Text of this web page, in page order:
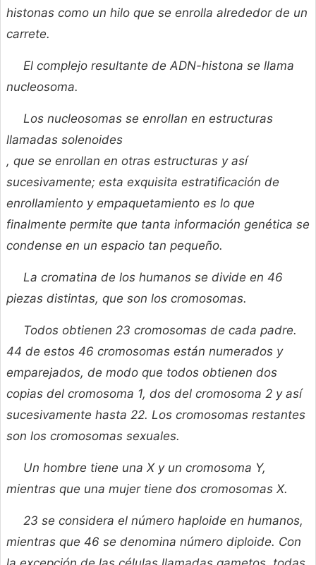
histonas como un hilo que se enrolla alrededor de un
carrete.
El complejo resultante de ADN-histona se llama
nucleosoma.
Los nucleosomas se enrollan en estructuras
llamadas solenoides
, que se enrollan en otras estructuras y así
sucesivamente; esta exquisita estratificación de
enrollamiento y empaquetamiento es lo que
finalmente permite que tanta información genética se
condense en un espacio tan pequeño.
La cromatina de los humanos se divide en 46
piezas distintas, que son los cromosomas.
Todos obtienen 23 cromosomas de cada padre.
44 de estos 46 cromosomas están numerados y
emparejados, de modo que todos obtienen dos
copias del cromosoma 1, dos del cromosoma 2 y así
sucesivamente hasta 22. Los cromosomas restantes
son los cromosomas sexuales.
Un hombre tiene una X y un cromosoma Y,
mientras que una mujer tiene dos cromosomas X.
23 se considera el número haploide en humanos,
mientras que 46 se denomina número diploide. Con